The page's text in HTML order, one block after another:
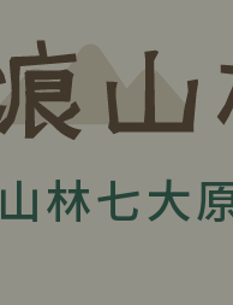
林七大